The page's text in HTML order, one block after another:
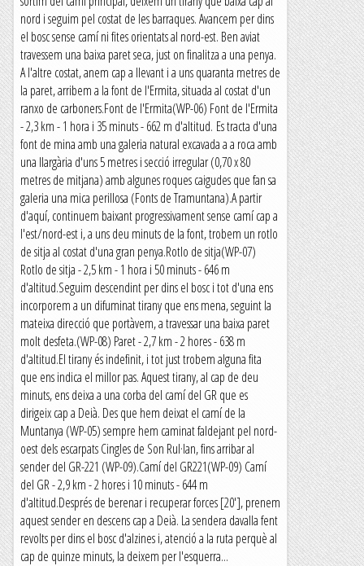
nord i seguim pel costat de les barraques. Avancem per dins
el bosc sense camí ni fites orientats al nord-est. Ben aviat
travessem una baixa paret seca, just on finalitza a una penya.
A l'altre costat, anem cap a llevant i a uns quaranta metres de
la paret, arribem a la font de l'Ermita, situada al costat d'un
ranxo de carboners.Font de l'Ermita(WP-06) Font de l'Ermita
- 2,3 km - 1 hora i 35 minuts - 662 m d'altitud. Es tracta d'una
font de mina amb una galeria natural excavada a a roca amb
una llargària d'uns 5 metres i secció irregular (0,70 x 80
metres de mitjana) amb algunes roques caigudes que fan sa
galeria una mica perillosa (Fonts de Tramuntana).A partir
d'aquí, continuem baixant progressivament sense camí cap a
l'est/nord-est i, a uns deu minuts de la font, trobem un rotlo
de sitja al costat d'una gran penya.Rotlo de sitja(WP-07)
Rotlo de sitja - 2,5 km - 1 hora i 50 minuts - 646 m
d'altitud.Seguim descendint per dins el bosc i tot d'una ens
incorporem a un difuminat tirany que ens mena, seguint la
mateixa direcció que portàvem, a travessar una baixa paret
molt desfeta.(WP-08) Paret - 2,7 km - 2 hores - 638 m
d'altitud.El tirany és indefinit, i tot just trobem alguna fita
que ens indica el millor pas. Aquest tirany, al cap de deu
minuts, ens deixa a una corba del camí del GR que es
dirigeix cap a Deià. Des que hem deixat el camí de la
Muntanya (WP-05) sempre hem caminat faldejant pel nord-
oest dels escarpats Cingles de Son Rul·lan, fins arribar al
sender del GR-221 (WP-09).Camí del GR221(WP-09) Camí
del GR - 2,9 km - 2 hores i 10 minuts - 644 m
d'altitud.Després de berenar i recuperar forces [20'], prenem
aquest sender en descens cap a Deià. La sendera davalla fent
revolts per dins el bosc d'alzines i, atenció a la ruta perquè al
cap de quinze minuts, la deixem per l'esquerra...